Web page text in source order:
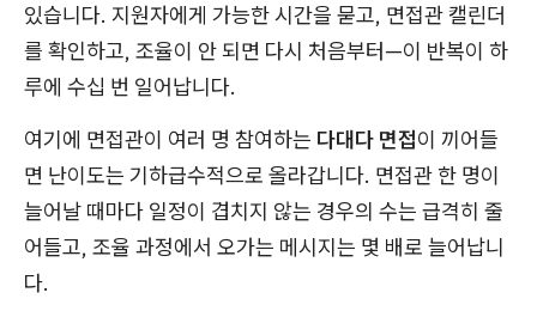
있습니다. 지원자에게 가능한 시간을 묻고, 면접관 캘린더
를 확인하고, 조율이 안 되면 다시 처음부터—이 반복이 하
루에 수십 번 일어납니다.
여기에 면접관이 여러 명 참여하는 다대다 면접이 끼어들
면 난이도는 기하급수적으로 올라갑니다. 면접관 한 명이
늘어날 때마다 일정이 겹치지 않는 경우의 수는 급격히 줄
어들고, 조율 과정에서 오가는 메시지는 몇 배로 늘어납니
다.